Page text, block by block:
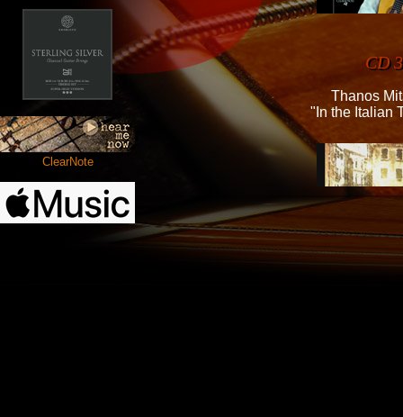
ClearNote
CD 3
Thanos
"In the Italian